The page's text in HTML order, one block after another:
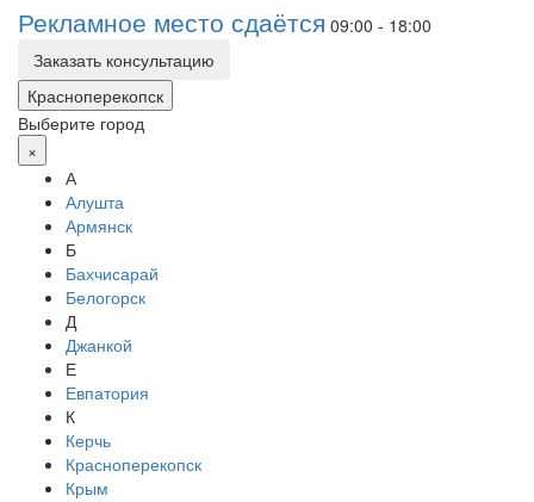
Рекламное место сдаётся 09:00 - 18:00
Заказать консультацию
Красноперекопск
Выберите город
×
А
Алушта
Армянск
Б
Бахчисарай
Белогорск
Д
Джанкой
Е
Евпатория
К
Керчь
Красноперекопск
Крым